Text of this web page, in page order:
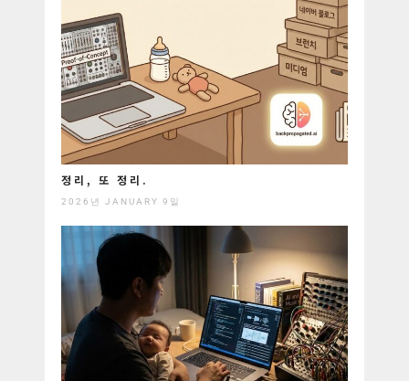
정리, 또 정리.
2026년 JANUARY 9일